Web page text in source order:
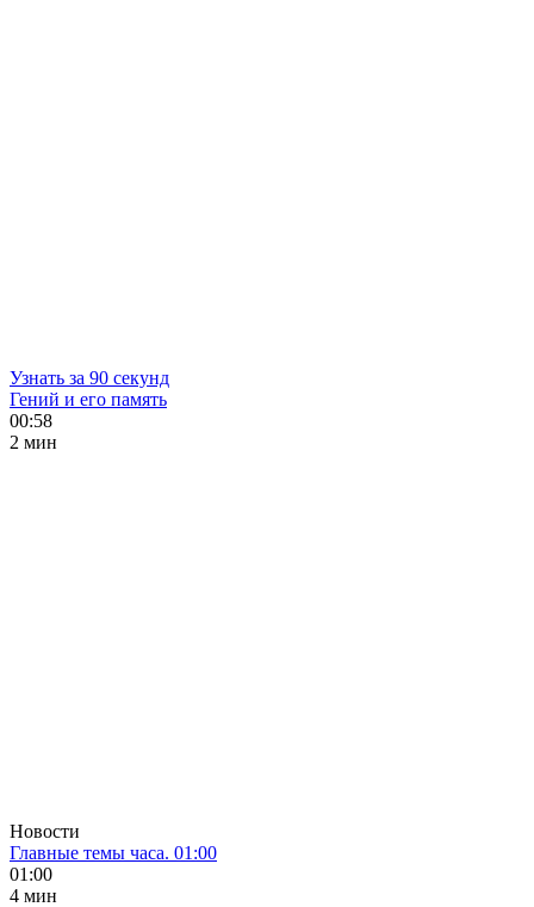
Узнать за 90 секунд
Гений и его память
00:58
2 мин
Новости
Главные темы часа. 01:00
01:00
4 мин